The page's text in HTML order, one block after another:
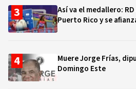
Así va el medallero:
Puerto Rico y se
Muere Jorge Frías,
Domingo Este